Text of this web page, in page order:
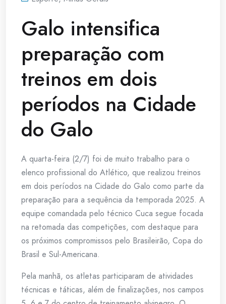
Galo intensifica
preparação com
treinos em dois
períodos na Cidade
do Galo
A quarta-feira (2/7) foi de muito trabalho para o
elenco profissional do Atlético, que realizou treinos
em dois períodos na Cidade do Galo como parte da
preparação para a sequência da temporada 2025. A
equipe comandada pelo técnico Cuca segue focada
na retomada das competições, com destaque para
os próximos compromissos pelo Brasileirão, Copa do
Brasil e Sul-Americana.
Pela manhã, os atletas participaram de atividades
técnicas e táticas, além de finalizações, nos campos